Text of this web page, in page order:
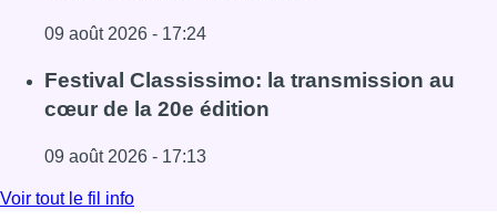
09 août 2026 - 17:24
Lire l'article La 718e plantation du Meyboom célébrée
Festival Classissimo: la transmission au
cœur de la 20e édition
09 août 2026 - 17:13
Lire l'article Festival Classissimo: la transmission au
Voir tout le fil info